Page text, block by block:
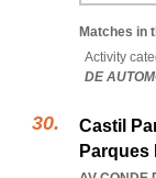
Matches in
Activity
DE
Castil
Parques